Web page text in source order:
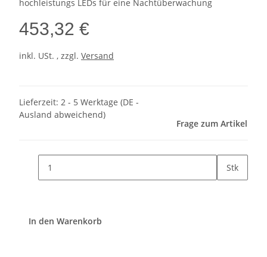
hochleistungs LEDs für eine Nachtüberwachung
453,32 €
inkl. USt. , zzgl. Versand
Lieferzeit: 2 - 5 Werktage (DE -
Ausland abweichend)
Frage zum Artikel
Stk
In den Warenkorb